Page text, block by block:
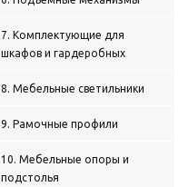
7. Комплектующие для
шкафов и гардеробных
8. Мебельные светильники
9. Рамочные профили
10. Мебельные опоры и
подстолья